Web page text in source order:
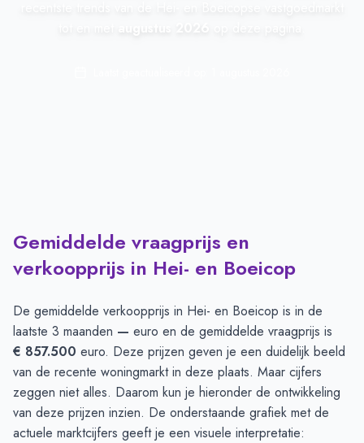
Gemiddelde vraagprijs en
verkoopprijs in Hei- en Boeicop
De gemiddelde verkoopprijs in Hei- en Boeicop is in de
laatste 3 maanden — euro en de gemiddelde vraagprijs is
€ 857.500 euro. Deze prijzen geven je een duidelijk beeld
van de recente woningmarkt in deze plaats. Maar cijfers
zeggen niet alles. Daarom kun je hieronder de ontwikkeling
van deze prijzen inzien. De onderstaande grafiek met de
actuele marktcijfers geeft je een visuele interpretatie: